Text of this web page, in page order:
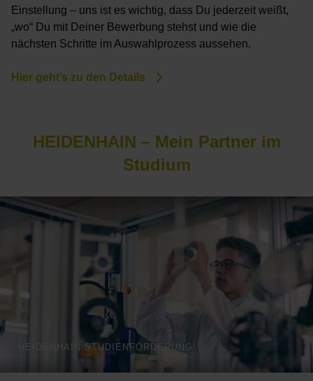
Einstellung – uns ist es wichtig, dass Du jederzeit weißt,
„wo“ Du mit Deiner Bewerbung stehst und wie die
nächsten Schritte im Auswahlprozess aussehen.
Hier geht’s zu den Details
HEIDENHAIN – Mein Partner im
Studium
HEIDENHAIN STUDIENFÖRDERUNG